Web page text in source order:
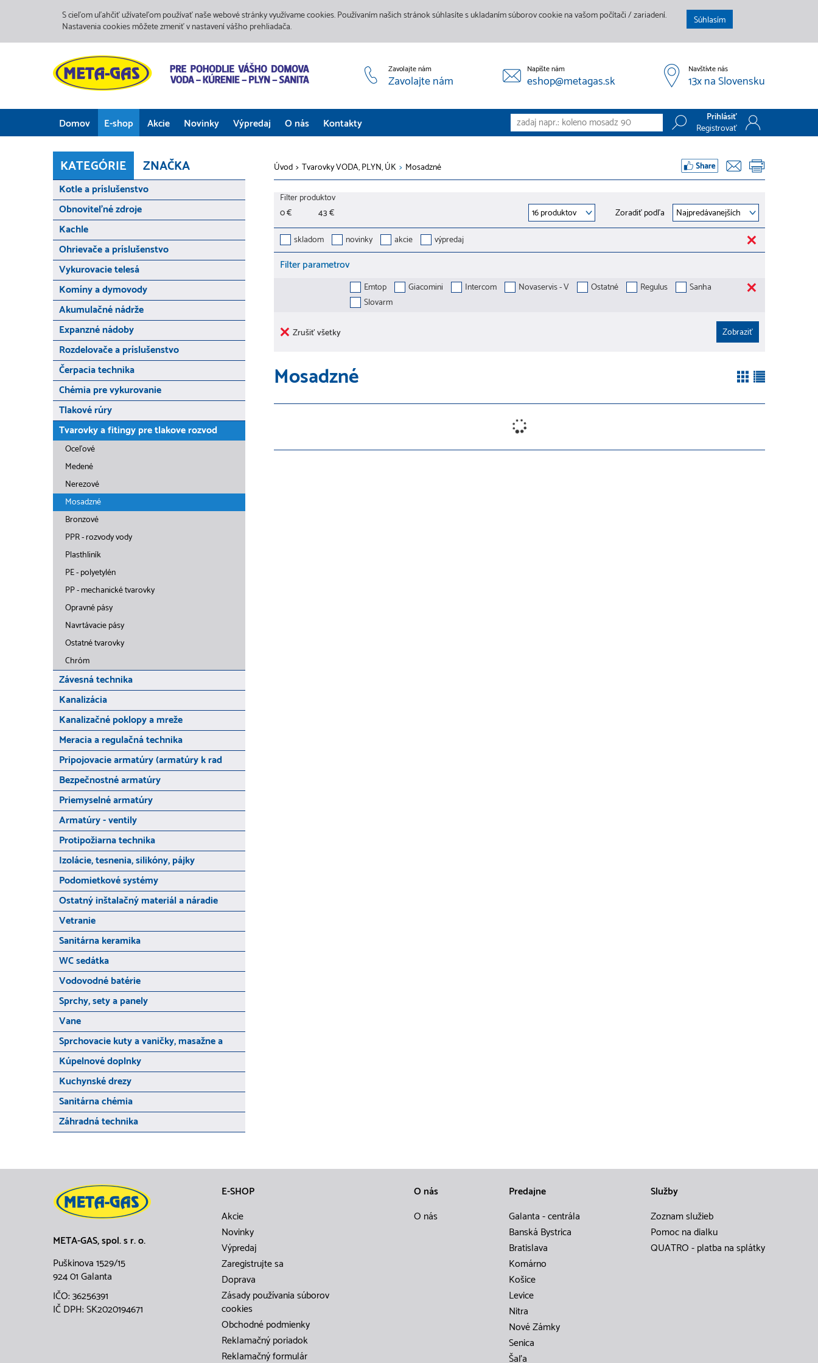
S cieľom uľahčiť užívateľom používať naše webové stránky využívame cookies. Používaním našich stránok súhlasíte s ukladaním súborov cookie na vašom počítači / zariadení.
Nastavenia cookies môžete zmeniť v nastavení vášho prehliadača.
Súhlasím
Zavolajte nám
Zavolajte nám
Napíšte nám
eshop@metagas.sk
Navštívte nás
13x na Slovensku
Domov E-shop Akcie Novinky Výpredaj O nás
Služby
Predajne
Galéria
Kontakty
Prihlásiť
Registrovať
Registrovať
KATEGÓRIE ZNAČKA
Kotle a príslušenstvo
Obnoviteľné zdroje
Kachle
Ohrievače a príslušenstvo
Vykurovacie telesá
Komíny a dymovody
Akumulačné nádrže
Expanzné nádoby
Rozdelovače a príslušenstvo
Čerpacia technika
Chémia pre vykurovanie
Tlakové rúry
Tvarovky a fitingy pre tlakove rozvod
Oceľové
Medené
Nerezové
Mosadzné
Bronzové
PPR - rozvody vody
Plasthliník
PE - polyetylén
PP - mechanické tvarovky
Opravné pásy
Navrtávacie pásy
Ostatné tvarovky
Chróm
Závesná technika
Kanalizácia
Kanalizačné poklopy a mreže
Meracia a regulačná technika
Pripojovacie armatúry (armatúry k rad
Bezpečnostné armatúry
Priemyselné armatúry
Armatúry - ventily
Protipožiarna technika
Izolácie, tesnenia, silikóny, pájky
Podomietkové systémy
Ostatný inštalačný materiál a náradie
Vetranie
Sanitárna keramika
WC sedátka
Vodovodné batérie
Sprchy, sety a panely
Vane
Sprchovacie kuty a vaničky, masažne a
Kúpelnové doplnky
Kuchynské drezy
Sanitárna chémia
Záhradná technika
Úvod > Tvarovky VODA, PLYN, ÚK > Mosadzné
Filter produktov
0 €
43 €
Zoradiť podľa
skladom
novinky akcie výpredaj
Filter parametrov
Emtop Giacomini Intercom Novaservis - V Ostatné Regulus
Sanha
Slovarm
Zrušiť všetky
Mosadzné
META-GAS, spol. s r. o.
Puškinova 1529/15
924 01 Galanta
IČO: 36256391
IČ DPH: SK2020194671
E-SHOP
Akcie
Novinky
Výpredaj
Zaregistrujte sa
Doprava
Zásady používania súborov
cookies
Obchodné podmienky
Reklamačný poriadok
Reklamačný formulár
O nás
O nás
Predajne
Galanta - centrála
Banská Bystrica
Bratislava
Komárno
Košice
Levice
Nitra
Nové Zámky
Senica
Šaľa
Služby
Zoznam služieb
Pomoc na dialku
QUATRO - platba na splátky